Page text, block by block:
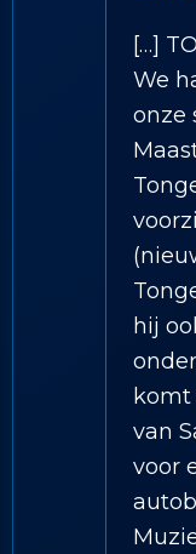
[…]
We
onze
hij
komt
van
voor